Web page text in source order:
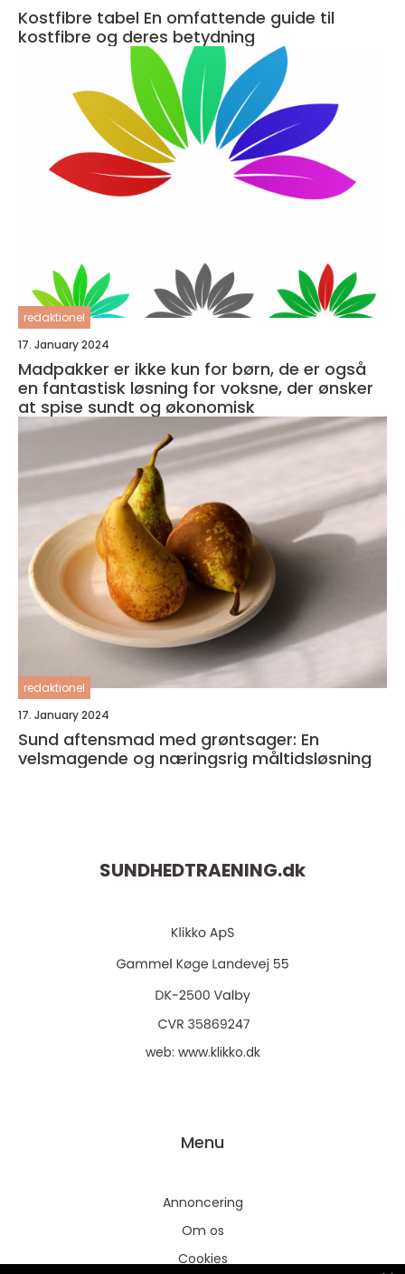
Kostfibre tabel En omfattende guide til
kostfibre og deres betydning
redaktionel
17. January 2024
Madpakker er ikke kun for børn, de er også
en fantastisk løsning for voksne, der ønsker
at spise sundt og økonomisk
redaktionel
17. January 2024
Sund aftensmad med grøntsager: En
velsmagende og næringsrig måltidsløsning
SUNDHEDTRAENING.dk
web: www.klikko.dk
Menu
Annoncering
Om os
Cookies